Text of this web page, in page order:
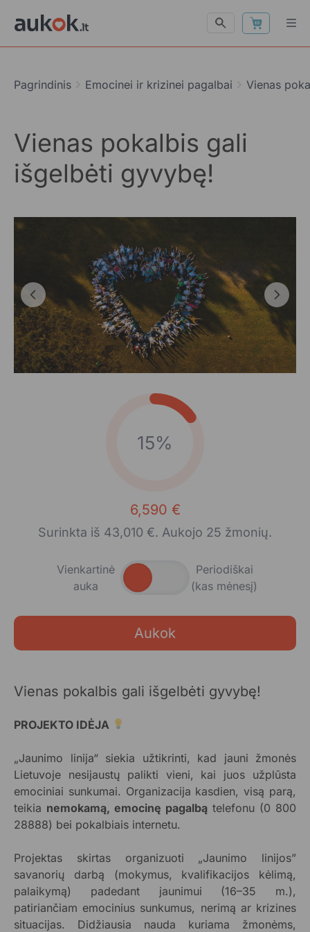
Pagrindinis Emocinei ir krizinei pagalbai Vienas
Vienas pokalbis gali
išgelbėti gyvybę!
15%
6,590 €
Surinkta iš 43,010 €. Aukojo 25 žmonių.
Vienkartinė
auka
Periodiškai
(kas mėnesį)
Aukok
Vienas pokalbis gali išgelbėti gyvybę!
PROJEKTO IDĖJA
„Jaunimo linija“ siekia užtikrinti, kad jauni žmonės
Lietuvoje nesijaustų palikti vieni, kai juos užplūsta
emociniai sunkumai. Organizacija kasdien, visą parą,
teikia nemokamą, emocinę pagalbą telefonu (0 800
28888) bei pokalbiais internetu.
Projektas skirtas organizuoti „Jaunimo linijos”
savanorių darbą (mokymus, kvalifikacijos kėlimą,
palaikymą) padedant jaunimui (16–35 m.),
patiriančiam emocinius sunkumus, nerimą ar krizines
situacijas. Didžiausia nauda kuriama žmonėms,